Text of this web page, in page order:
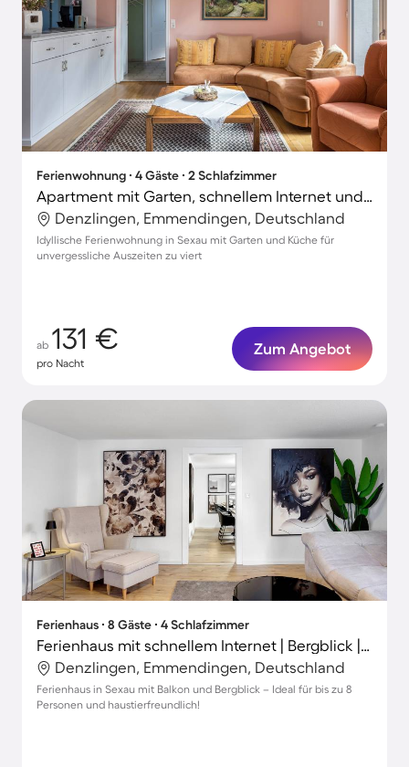
Ferienwohnung ∙ 4 Gäste ∙ 2 Schlafzimmer
Apartment mit Garten, schnellem Internet und Terrasse | Gartenblick
Denzlingen, Emmendingen, Deutschland
Idyllische Ferienwohnung in Sexau mit Garten und Küche für
unvergessliche Auszeiten zu viert
ab 131 €
pro Nacht
Zum Angebot
Ferienhaus ∙ 8 Gäste ∙ 4 Schlafzimmer
Ferienhaus mit schnellem Internet | Bergblick | Perfekt für die Arbeit von Zuhause
Denzlingen, Emmendingen, Deutschland
Ferienhaus in Sexau mit Balkon und Bergblick – Ideal für bis zu 8
Personen und haustierfreundlich!